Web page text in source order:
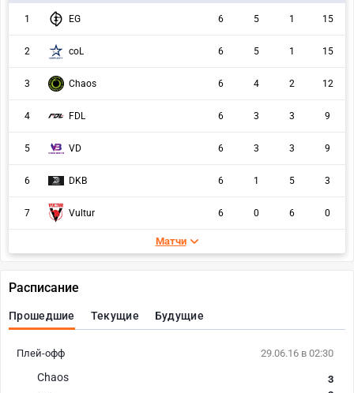
1 EG 6 5 1 15
2 coL 6 5 1 15
3 Chaos 6 4 2 12
4 FDL 6 3 3 9
5 VD 6 3 3 9
6 DKB 6 1 5 3
7 Vultur 6 0 6 0
Матчи
Расписание
Прошедшие Текущие Будущие
29.06.16 в 02:30
Chaos
3
Плей-офф